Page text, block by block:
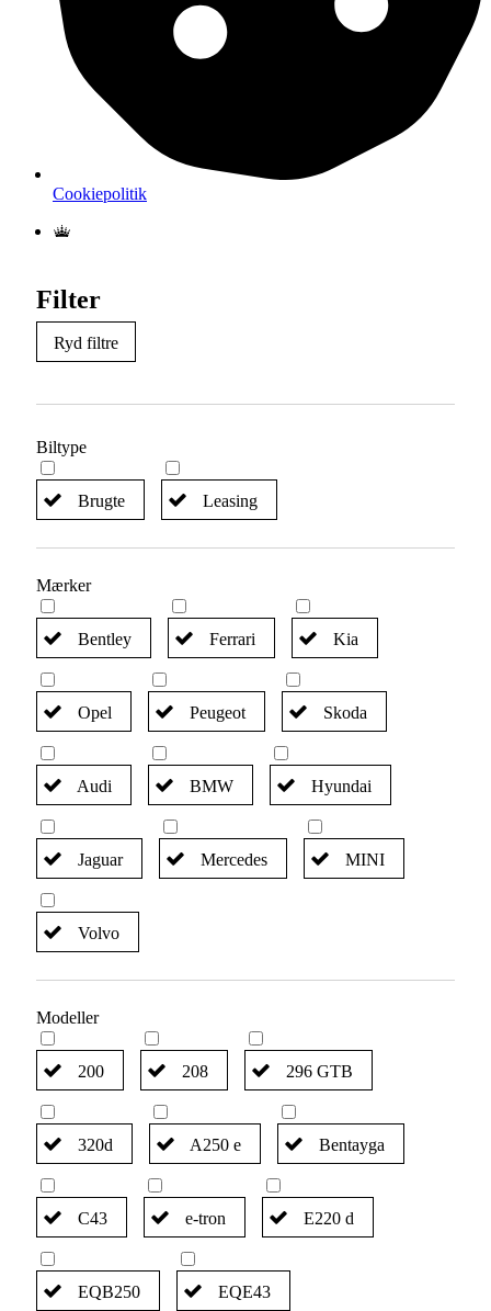
Cookiepolitik
Filter
Ryd filtre
Biltype
Brugte Leasing
Mærker
Bentley Ferrari Kia
Opel Peugeot Skoda
Audi BMW Hyundai
Jaguar Mercedes MINI
Volvo
Modeller
200 208 296 GTB
320d A250 e Bentayga
C43 e-tron E220 d
EQB250 EQE43